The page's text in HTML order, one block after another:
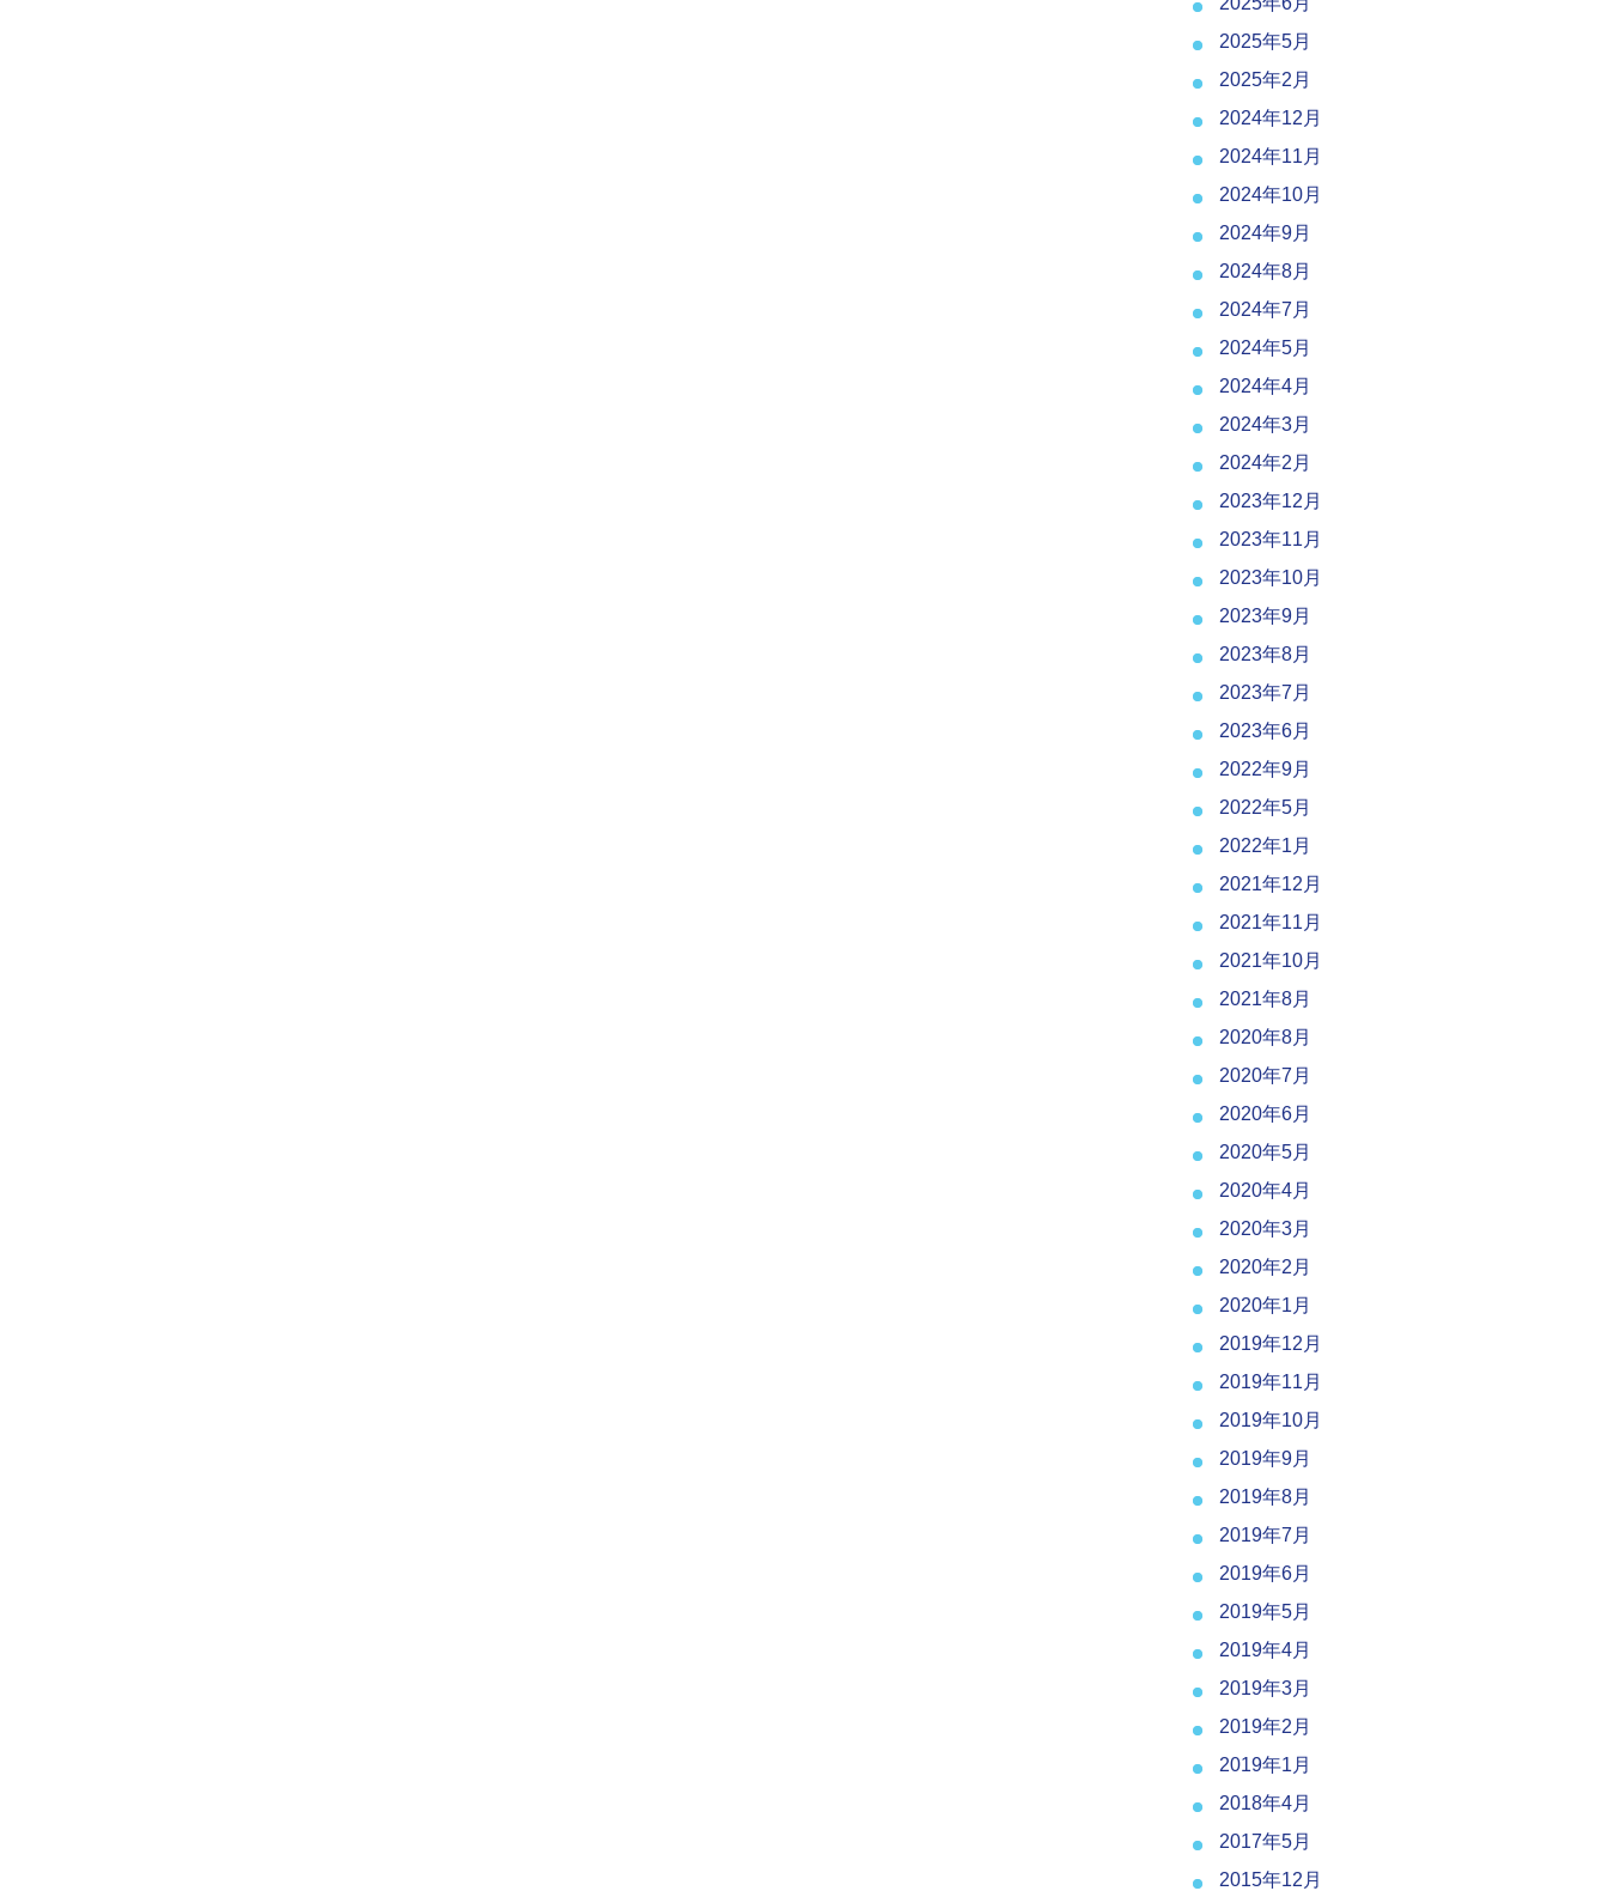
2025年5月
2025年2月
2024年12月
2024年11月
2024年10月
2024年9月
2024年8月
2024年7月
2024年5月
2024年4月
2024年3月
2024年2月
2023年12月
2023年11月
2023年10月
2023年9月
2023年8月
2023年7月
2023年6月
2022年9月
2022年5月
2022年1月
2021年12月
2021年11月
2021年10月
2021年8月
2020年8月
2020年7月
2020年6月
2020年5月
2020年4月
2020年3月
2020年2月
2020年1月
2019年12月
2019年11月
2019年10月
2019年9月
2019年8月
2019年7月
2019年6月
2019年5月
2019年4月
2019年3月
2019年2月
2019年1月
2018年4月
2017年5月
2015年12月